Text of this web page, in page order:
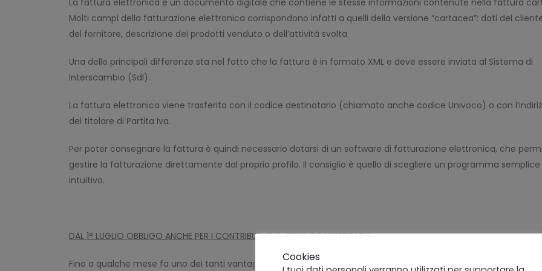
Molti campi della fatturazione elettronica corrispondono infatti a quelli della versione “cartacea”: dati del
del fornitore, descrizione dei prodotti venduto o dell’attività svolta.
Una delle principali differenze sta nel fatto che la fattura è in formato XML e deve essere inviata al Sistema di
Interscambio (SdI).
La fattura elettronica viene trasferita con il codice destinatario (chiamato anche codice Univoco) o con
del titolare di Partita Iva.
Per poter consegnare la fattura è quindi necessario dotarsi di un software di fatturazione elettronica, che
gestire la fatturazione direttamente dal proprio profilo. Il consiglio è quello di scegliere un programma semplice
intuitivo.
DAL 1° LUGLIO OBBLIGO ANCHE PER I CONTRIBUENTI IN REGIME FORFETTARIO
Fino a qualche mese fa uno dei tanti vantaggi dei contribuenti in regime forfettario era quello di poter emettere
Cookies